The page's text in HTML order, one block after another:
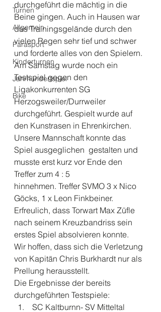
Turnen
Allgemein
Parasport
Kinderturnen
Jahrhundertspiel
Bike
durchgeführt die mächtig in die
Beine gingen. Auch in Hausen war
das Trainingsgelände durch den
vielen Regen sehr tief und schwer
und forderte alles von den Spielern.
Am Samstag wurde noch ein
Testspiel gegen den
Ligakonkurrenten SG
Herzogsweiler/Durrweiler
durchgeführt. Gespielt wurde auf
den Kunstrasen in Ehrenkirchen.
Unsere Mannschaft konnte das
Spiel ausgeglichen  gestalten und
musste erst kurz vor Ende den
Treffer zum 4 : 5
hinnehmen. Treffer SVMO 3 x Nico
Göcks, 1 x Leon Finkbeiner.
Erfreulich, dass Torwart Max Züfle
nach seinem Kreuzbandriss sein
erstes Spiel absolvieren konnte.
Wir hoffen, dass sich die Verletzung
von Kapitän Chris Burkhardt nur als
Prellung herausstellt.
Die Ergebnisse der bereits
durchgeführten Testspiele: